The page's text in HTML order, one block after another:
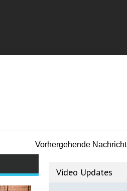
Vorhergehende Nachricht
Video Updates